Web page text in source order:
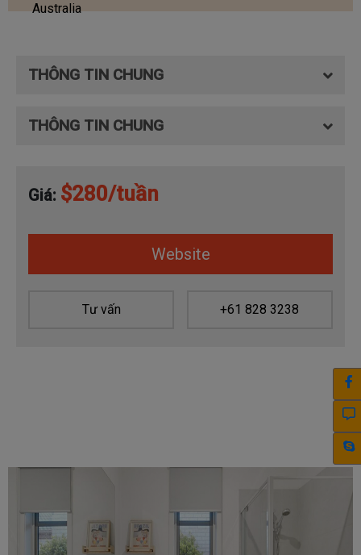
Australia
THÔNG TIN CHUNG
THÔNG TIN CHUNG
Giá: $280/tuần
Website
Tư vấn +61 828 3238